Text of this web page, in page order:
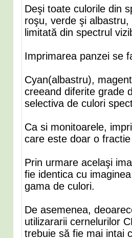
Deşi toate culorile din
roşu, verde şi
limitată din spectrul
Imprimarea panzei se
Cyan(albastru),
creeand diferite grade
selectiva de culori
Ca si monitoarele,
care este doar o
Prin urmare acelaşi
fie identica cu
gama de culori.
De asemenea,
utilizararii cernelurilor
trebuie să fie mai intai